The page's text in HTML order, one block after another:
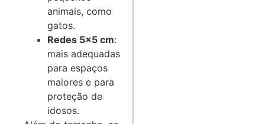
animais, como
gatos.
Redes 5x5 cm:
mais adequadas
para espaços
maiores e para
proteção de
idosos.